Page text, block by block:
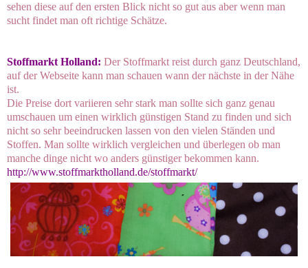
sehen diese auf den ersten Blick nicht so gut aus aber wenn man
sucht findet man oft richtige Schätze.
Stoffmarkt Holland: Der Stoffmarkt reist durch ganz Deutschland,
auf der Webseite kann man schauen wann der nächste in der Nähe
ist.
Die Preise dort variieren sehr stark man sollte sich ganz genau
umschauen um einen wirklich günstigen Stand zu finden und sich
nicht so sehr beeindrucken lassen von den vielen Ständen und
Stoffen. Man sollte wirklich vergleichen und überlegen ob man
manche dinge nicht wo anders günstiger bekommen kann.
http://www.stoffmarktholland.de/stoffmarkt/